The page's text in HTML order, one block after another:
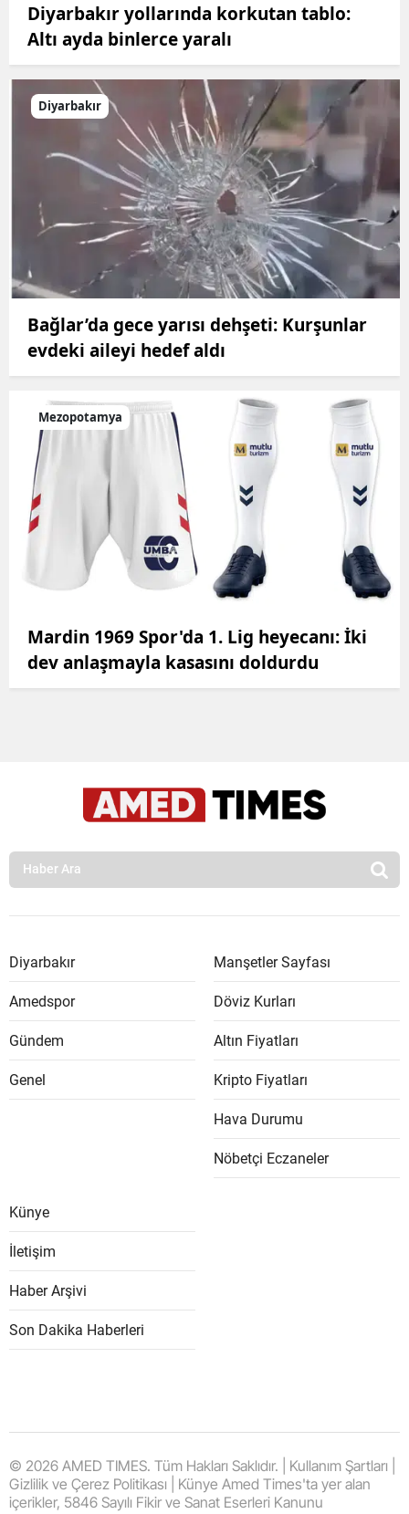
Diyarbakır yollarında korkutan tablo:
Altı ayda binlerce yaralı
Diyarbakır
Bağlar’da gece yarısı dehşeti: Kurşunlar
evdeki aileyi hedef aldı
Mezopotamya
Mardin 1969 Spor'da 1. Lig heyecanı: İki
dev anlaşmayla kasasını doldurdu
Diyarbakır
Amedspor
Gündem
Genel
Manşetler Sayfası
Döviz Kurları
Altın Fiyatları
Kripto Fiyatları
Hava Durumu
Nöbetçi Eczaneler
Künye
İletişim
Haber Arşivi
Son Dakika Haberleri
© 2026 AMED TIMES. Tüm Hakları Saklıdır. | Kullanım Şartları |
Gizlilik ve Çerez Politikası | Künye Amed Times'ta yer alan
içerikler, 5846 Sayılı Fikir ve Sanat Eserleri Kanunu